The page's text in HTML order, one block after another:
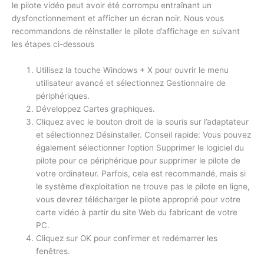
le pilote vidéo peut avoir été corrompu entraînant un
dysfonctionnement et afficher un écran noir. Nous vous
recommandons de réinstaller le pilote d’affichage en suivant
les étapes ci-dessous
Utilisez la touche Windows + X pour ouvrir le menu
utilisateur avancé et sélectionnez Gestionnaire de
périphériques.
Développez Cartes graphiques.
Cliquez avec le bouton droit de la souris sur l’adaptateur
et sélectionnez Désinstaller. Conseil rapide: Vous pouvez
également sélectionner l’option Supprimer le logiciel du
pilote pour ce périphérique pour supprimer le pilote de
votre ordinateur. Parfois, cela est recommandé, mais si
le système d’exploitation ne trouve pas le pilote en ligne,
vous devrez télécharger le pilote approprié pour votre
carte vidéo à partir du site Web du fabricant de votre
PC.
Cliquez sur OK pour confirmer et redémarrer les
fenêtres.